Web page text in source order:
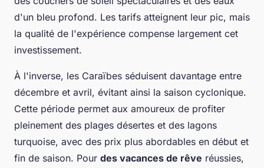
d'un bleu profond. Les tarifs atteignent leur pic, mais
la qualité de l'expérience compense largement cet
investissement.
À l'inverse, les Caraïbes séduisent davantage entre
décembre et avril, évitant ainsi la saison cyclonique.
Cette période permet aux amoureux de profiter
pleinement des plages désertes et des lagons
turquoise, avec des prix plus abordables en début et
fin de saison. Pour des vacances de rêve réussies,